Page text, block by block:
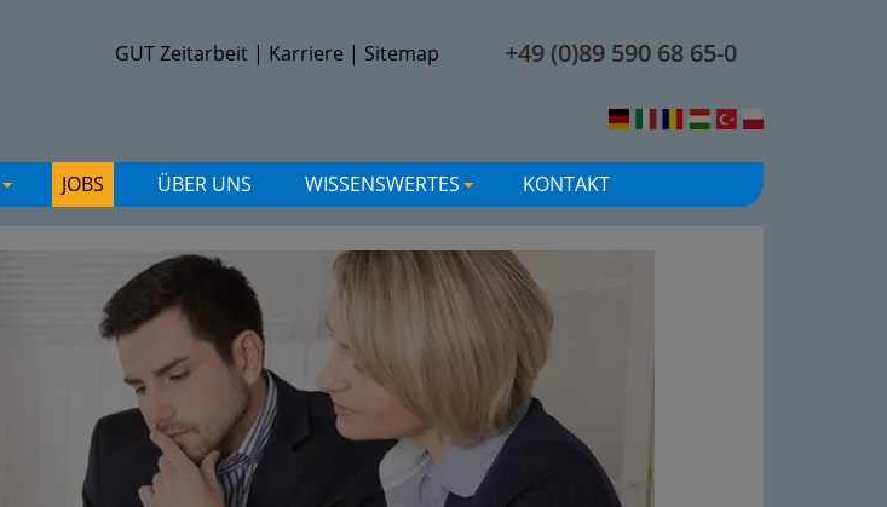
+49 (0)89 590 68 65-0
GUT Zeitarbeit | Karriere | Sitemap
+
+
JOBS ÜBER UNS
+
+
WISSENSWERTES KONTAKT